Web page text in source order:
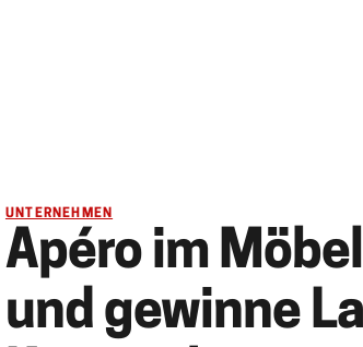
UNTERNEHMEN
Apéro im
und gewinne